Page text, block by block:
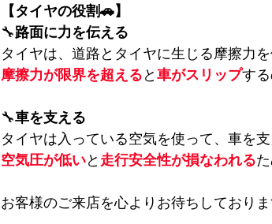
【タイヤの役割🚗】
🔧路面に力を伝える
タイヤは、道路とタイヤに生じる摩擦力
摩擦力が限界を超えると車がスリップす
🔧車を支える
タイヤは入っている空気を使って、車を支
空気圧が低いと 走行安全性が損なわれる
お客様のご来店を心よりお待ちしておりま